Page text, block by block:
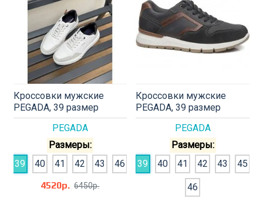
PEGADA
Кроссовки мужские
PEGADA, 39 размер
Размеры:
39
40 41 42 43
46
4520р. 6450р.
PEGADA
Кроссовки мужские
PEGADA, 39 размер
Размеры:
39
40 41 42 43 45
46